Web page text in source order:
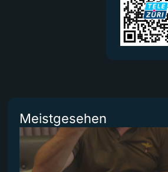
Meistgesehen